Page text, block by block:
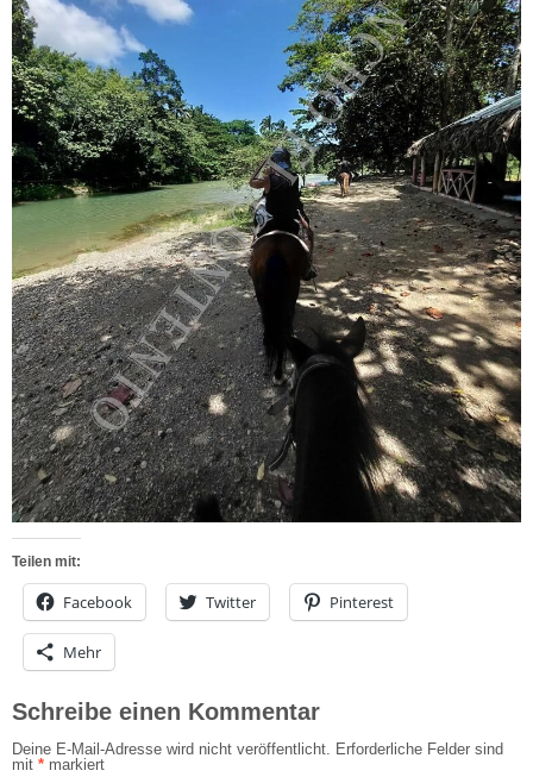
Teilen mit:
Facebook Twitter Pinterest
Mehr
Schreibe einen Kommentar
Deine E-Mail-Adresse wird nicht veröffentlicht. Erforderliche Felder sind
mit * markiert